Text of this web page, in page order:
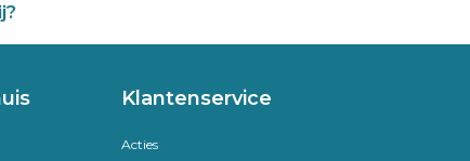
Klantenservice
Acties